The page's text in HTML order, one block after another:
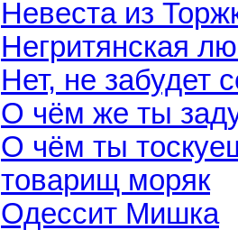
Невеста из
Негритянская
Нет, не забудет
О чём же ты
О чём ты
товарищ моряк
Одессит Мишка